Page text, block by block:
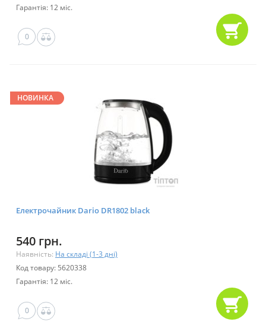
Гарантія: 12 міс.
0
НОВИНКА
Електрочайник Dario DR1802 black
540 грн.
Наявність: На складі (1-3 дні)
Код товару: 5620338
Гарантія: 12 міс.
0